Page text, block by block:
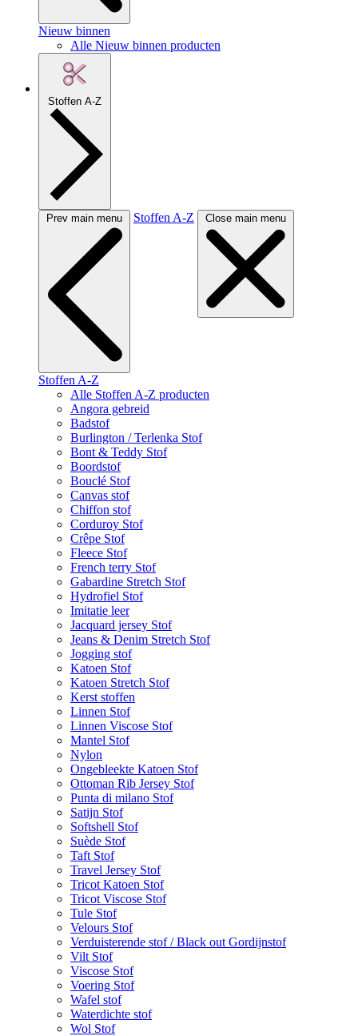
Nieuw binnen
Alle Nieuw binnen producten
Stoffen A-Z
Prev main menu Stoffen A-Z Close main menu
Stoffen A-Z
Alle Stoffen A-Z producten
Angora gebreid
Badstof
Burlington / Terlenka Stof
Bont & Teddy Stof
Boordstof
Bouclé Stof
Canvas stof
Chiffon stof
Corduroy Stof
Crêpe Stof
Fleece Stof
French terry Stof
Gabardine Stretch Stof
Hydrofiel Stof
Imitatie leer
Jacquard jersey Stof
Jeans & Denim Stretch Stof
Jogging stof
Katoen Stof
Katoen Stretch Stof
Kerst stoffen
Linnen Stof
Linnen Viscose Stof
Mantel Stof
Nylon
Ongebleekte Katoen Stof
Ottoman Rib Jersey Stof
Punta di milano Stof
Satijn Stof
Softshell Stof
Suède Stof
Taft Stof
Travel Jersey Stof
Tricot Katoen Stof
Tricot Viscose Stof
Tule Stof
Velours Stof
Verduisterende stof / Black out Gordijnstof
Vilt Stof
Viscose Stof
Voering Stof
Wafel stof
Waterdichte stof
Wol Stof